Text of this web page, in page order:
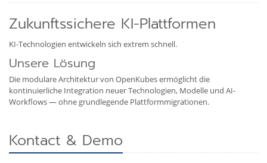
Zukunftssichere KI-Plattformen
KI-Technologien entwickeln sich extrem schnell.
Unsere Lösung
Die modulare Architektur von OpenKubes ermöglicht die
kontinuierliche Integration neuer Technologien, Modelle und AI-
Workflows — ohne grundlegende Plattformmigrationen.
Kontact & Demo